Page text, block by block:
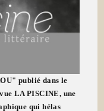
publié dans le
LA PISCINE, une
qui hélas